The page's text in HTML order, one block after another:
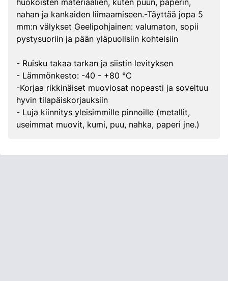
huokoisten materiaalien, kuten puun, paperin,
nahan ja kankaiden liimaamiseen.-Täyttää jopa 5
mm:n välykset Geelipohjainen: valumaton, sopii
pystysuoriin ja pään yläpuolisiin kohteisiin
- Ruisku takaa tarkan ja siistin levityksen
- Lämmönkesto: -40 - +80 °C
-Korjaa rikkinäiset muoviosat nopeasti ja soveltuu
hyvin tilapäiskorjauksiin
- Luja kiinnitys yleisimmille pinnoille (metallit,
useimmat muovit, kumi, puu, nahka, paperi jne.)